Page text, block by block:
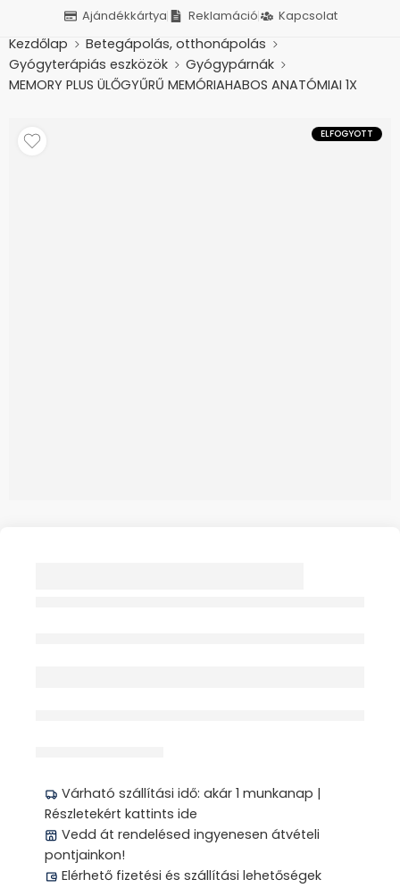
Ajándékkártya Reklamáció Kapcsolat
Kezdőlap
Betegápolás, otthonápolás
Gyógyterápiás eszközök
Gyógypárnák
MEMORY PLUS ÜLŐGYŰRŰ MEMÓRIAHABOS ANATÓMIAI 1X
ELFOGYOTT
Várható szállítási idő: akár 1 munkanap |
Részletekért kattints ide
Vedd át rendelésed ingyenesen átvételi
pontjainkon!
Elérhető fizetési és szállítási lehetőségek